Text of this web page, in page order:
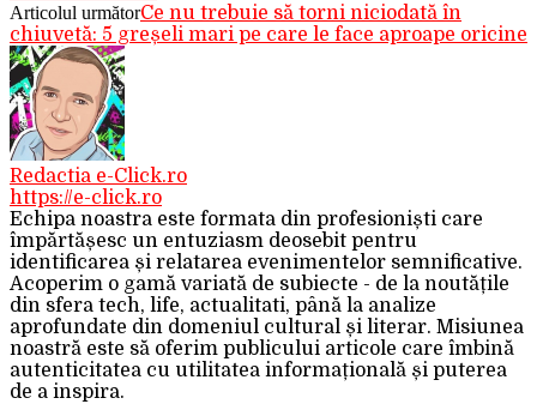
Articolul următorCe nu trebuie să torni niciodată în
chiuvetă: 5 greșeli mari pe care le face aproape oricine
Redactia e-Click.ro
https://e-click.ro
Echipa noastra este formata din profesioniști care
împărtășesc un entuziasm deosebit pentru
identificarea și relatarea evenimentelor semnificative.
Acoperim o gamă variată de subiecte - de la noutățile
din sfera tech, life, actualitati, până la analize
aprofundate din domeniul cultural și literar. Misiunea
noastră este să oferim publicului articole care îmbină
autenticitatea cu utilitatea informațională și puterea
de a inspira.